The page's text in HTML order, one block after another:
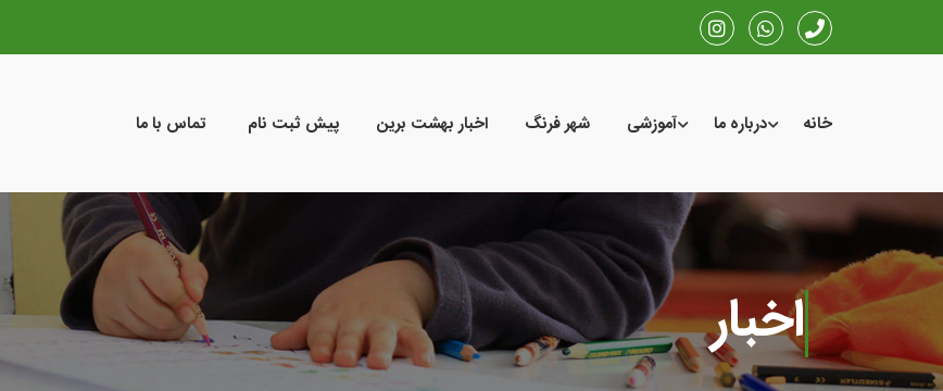
خانه درباره ما آموزشی شهر فرنگ اخبار بهشت برین پیش ثبت نام تماس با ما
اخبار